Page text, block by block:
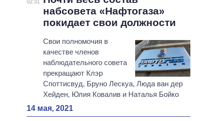
02:31
набсовета «Нафтогаза»
покидает свои должности
Свои полномочия в
качестве членов
наблюдательного совета
прекращают Клэр
Споттисвуд, Бруно Лескуа, Люда ван дер
Хейден, Юлия Ковалив и Наталья Бойко
14 мая, 2021